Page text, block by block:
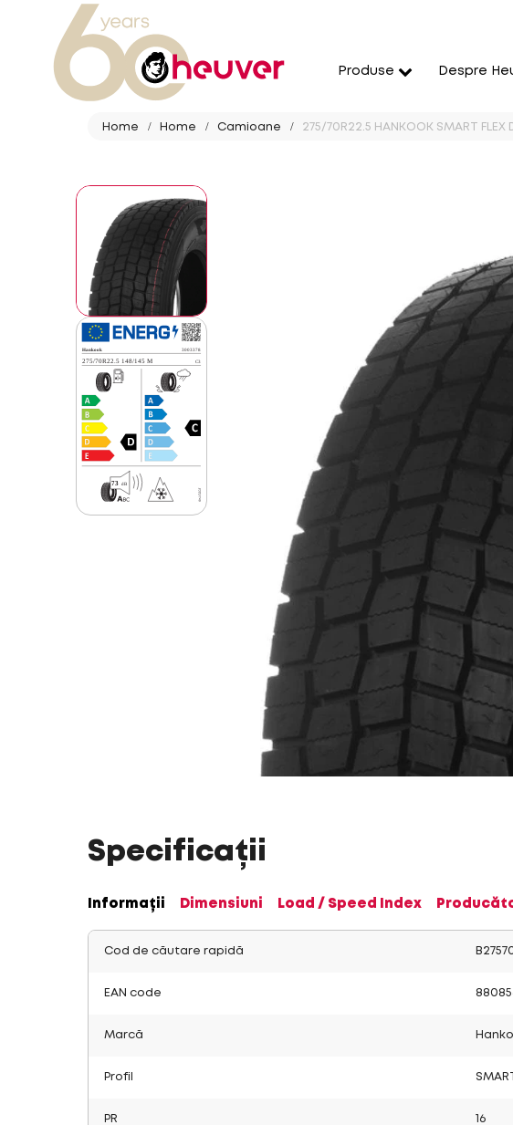
Produse Despre
Home Home Camioane 275/70R22.5 HANKOOK SMART FLEX
Specificații
Informații Dimensiuni Load / Speed Index
Cod de căutare rapidă
EAN code
Marcă
Profil
PR 16